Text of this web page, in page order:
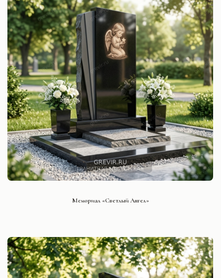
Мемориал «Светлый Ангел»